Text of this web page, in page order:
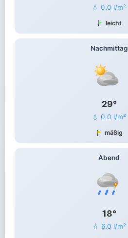
💧 0.0 l/m²
leicht
Nachmittag
29°
💧 0.0 l/m²
mäßig
Abend
18°
💧 6.0 l/m²